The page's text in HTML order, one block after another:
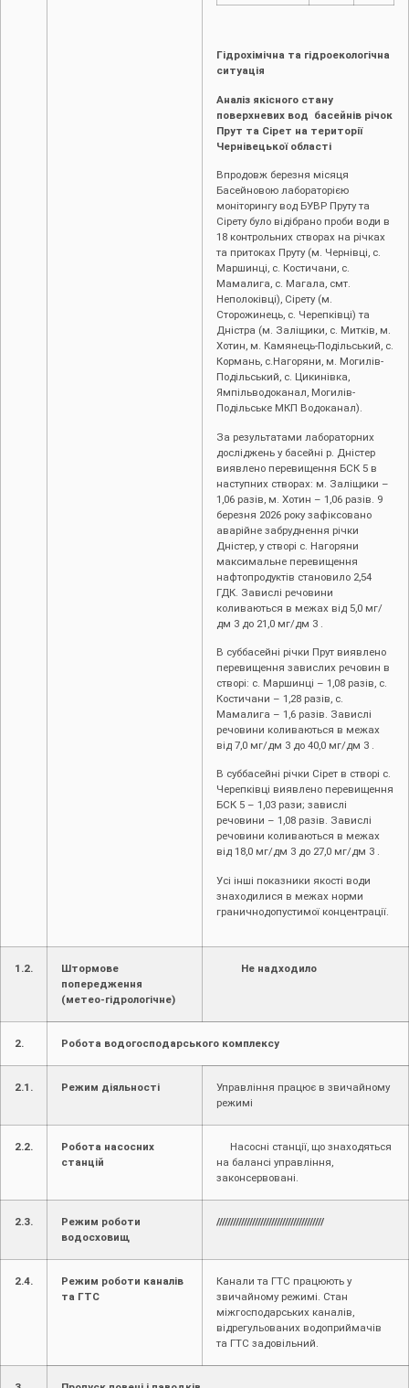
Гідрохімічна та гідроекологічна
ситуація
Аналіз якісного стану
поверхневих вод басейнів річок
Прут та Сірет на території
Чернівецької області
Впродовж березня місяця
Басейновою лабораторією
моніторингу вод БУВР Пруту та
Сірету було відібрано проби води в
18 контрольних створах на річках
та притоках Пруту (м. Чернівці, c.
Маршинці, с. Костичани, с.
Мамалига, с. Магала, смт.
Неполоківці), Сірету (м.
Сторожинець, с. Черепківці) та
Дністра (м. Заліщики, с. Митків, м.
Хотин, м. Камянець-Подільський, с.
Кормань, с.Нагоряни, м. Могилів-
Подільський, с. Цикинівка,
Ямпільводоканал, Могилів-
Подільське МКП Водоканал).
За результатами лабораторних
досліджень у басейні р. Дністер
виявлено перевищення БСК 5 в
наступних створах: м. Заліщики –
1,06 разів, м. Хотин – 1,06 разів. 9
березня 2026 року зафіксовано
аварійне забруднення річки
Дністер, у створі с. Нагоряни
максимальне перевищення
нафтопродуктів становило 2,54
ГДК. Завислі речовини
коливаються в межах від 5,0 мг/
дм 3 до 21,0 мг/дм 3 .
В суббасейні річки Прут виявлено
перевищення завислих речовин в
створі: c. Маршинці – 1,08 разів, с.
Костичани – 1,28 разів, с.
Мамалига – 1,6 разів. Завислі
речовини коливаються в межах
від 7,0 мг/дм 3 до 40,0 мг/дм 3 .
В суббасейні річки Сірет в створі с.
Черепківці виявлено перевищення
БСК 5 – 1,03 рази; завислі
речовини – 1,08 разів. Завислі
речовини коливаються в межах
від 18,0 мг/дм 3 до 27,0 мг/дм 3 .
Усі інші показники якості води
знаходилися в межах норми
граничнодопустимої концентрації.
1.2.
Штормове
попередження
(метео-гідрологічне)
Не надходило
2. Робота водогосподарського комплексу
2.1. Режим діяльності
Управління працює в звичайному
режимі
2.2.
Робота насосних
станцій
Насосні станції, що знаходяться
на балансі управління,
законсервовані.
2.3.
Режим роботи
водосховищ
///////////////////////////////////////
2.4.
Режим роботи каналів
та ГТС
Канали та ГТС працюють у
звичайному режимі. Стан
міжгосподарських каналів,
відрегульованих водоприймачів
та ГТС задовільний.